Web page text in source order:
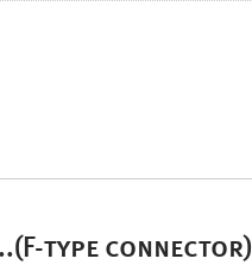
type connector)